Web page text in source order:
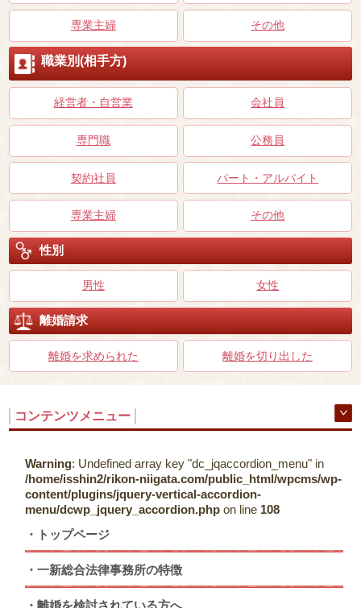
専業主婦 その他
職業別(相手方)
経営者・自営業 会社員
専門職 公務員
契約社員 パート・アルバイト
専業主婦 その他
性別
男性 女性
離婚請求
離婚を求められた 離婚を切り出した
コンテンツメニュー
Warning: Undefined array key "dc_jqaccordion_menu" in
/home/isshin2/rikon-niigata.com/public_html/wpcms/wp-
content/plugins/jquery-vertical-accordion-
menu/dcwp_jquery_accordion.php on line 108
トップページ
一新総合法律事務所の特徴